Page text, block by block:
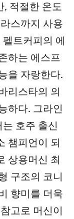
, 적절한 온도
스까지 사용
트커피의 에
하는 에스프
을 자랑한다.
리스타의 의
하다. 그라인
호주 출신
챔피언이 되
상용머신 최
구조의 코니
향미를 더욱
고로 머신이